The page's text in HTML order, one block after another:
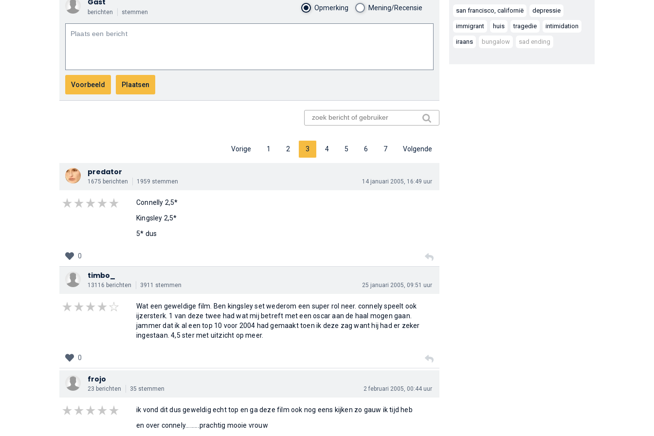
Gast
berichten stemmen
Opmerking Mening/Recensie
Vorige 1 2 3 4 5 6 7 Volgende
predator
1675 berichten 1959 stemmen 14 januari 2005, 16:49 uur
Connelly 2,5*
Kingsley 2,5*
5* dus
0
timbo_
13116 berichten 3911 stemmen 25 januari 2005, 09:51 uur
Wat een geweldige film. Ben kingsley set wederom een super rol neer. connely speelt ook
ijzersterk. 1 van deze twee had wat mij betreft met een oscar aan de haal mogen gaan.
jammer dat ik al een top 10 voor 2004 had gemaakt toen ik deze zag want hij had er zeker
ingestaan. 4,5 ster met uitzicht op meer.
0
frojo
23 berichten 35 stemmen 2 februari 2005, 00:44 uur
ik vond dit dus geweldig echt top en ga deze film ook nog eens kijken zo gauw ik tijd heb
en over connely.........prachtig mooie vrouw
san francisco, californië depressie
immigrant huis tragedie intimidation
iraans bungalow sad ending